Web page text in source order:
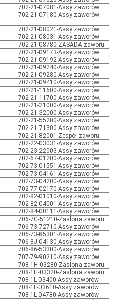
702-21-07081-Assy zaworów
702-21-07180-Assy zaworów
702-21-08021-Assy zaworów
702-21-08031-Assy zaworów
702-21-08780-ZASADA zaworu.
702-21-09173-Assy zaworów
702-21-09192-Assy zaworów
702-21-09240-Assy zaworów
702-21-09280-Assy zaworów
702-21-09410-Assy zaworów
702-21-11600-Assy zaworów
702-21-11700-Assy zaworów.
702-21-21000-Assy zaworów
702-21-32000-Assy zaworów
702-21-55200-Assy zaworów
702-21-71300-Assy zaworów
702-21-82001-Zespół zaworu
702-22-03031-Assy zaworów
702-23-22003-Assy zaworów
702-67-01200-Assy zaworów
702-73-01551-Assy zaworów
702-73-04161-Assy zaworów
702-73-04200-Assy zaworów
702-77-02170-Assy zaworów
702-82-01010-Assy zaworów
702-82-04001-Assy zaworów
702-84-00111-Assy zaworów
706-7C-51210-Zasłona zaworu
706-73-72710-Assy zaworów
706-73-85301-Assy zaworów
706-8J-04130-Assy zaworów
706-86-53300-Assy zaworów
707-79-90210-Assy zaworów
708-1H-03280-Zasłona zaworu
708-1H-03320-Zasłona zaworu
708-1L-03400-Assy zaworów
708-1L-03610-Assy zaworów
708-1L-04780-Assy zaworów